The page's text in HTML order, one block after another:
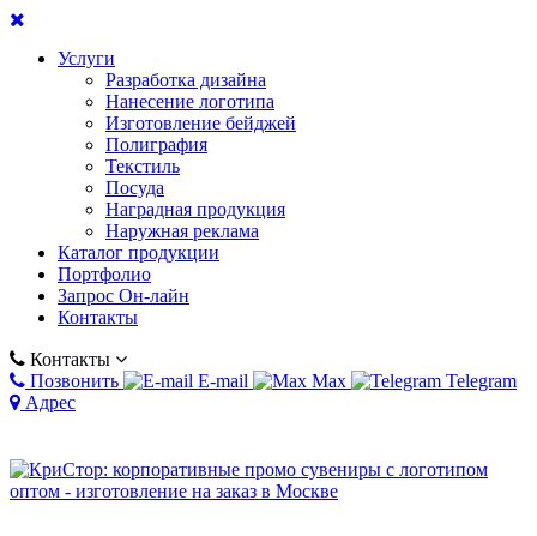
Услуги
Разработка дизайна
Нанесение логотипа
Изготовление бейджей
Полиграфия
Текстиль
Посуда
Наградная продукция
Наружная реклама
Каталог продукции
Портфолио
Запрос Он-лайн
Контакты
Контакты
Позвонить
E-mail Max
Telegram
Адрес